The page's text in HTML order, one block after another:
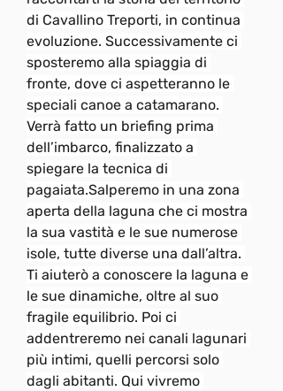
di Cavallino Treporti, in continua
evoluzione. Successivamente ci
sposteremo alla spiaggia di
fronte, dove ci aspetteranno le
speciali canoe a catamarano.
Verrà fatto un briefing prima
dell’imbarco, finalizzato a
spiegare la tecnica di
pagaiata.Salperemo in una zona
aperta della laguna che ci mostra
la sua vastità e le sue numerose
isole, tutte diverse una dall’altra.
Ti aiuterò a conoscere la laguna e
le sue dinamiche, oltre al suo
fragile equilibrio. Poi ci
addentreremo nei canali lagunari
più intimi, quelli percorsi solo
dagli abitanti. Qui vivremo